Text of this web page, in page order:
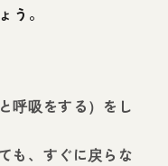
う。
呼吸をする）をし
も、すぐに戻らな